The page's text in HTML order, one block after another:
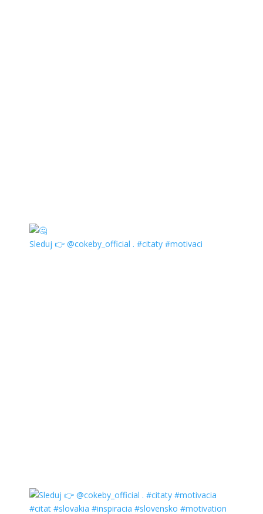
Sleduj 👉 @cokeby_official . #citaty #motivaci